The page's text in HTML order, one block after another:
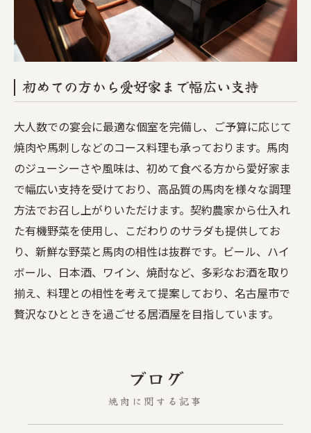
初めての方から愛好家まで幅広い支持
大人数での宴会に最適な個室を完備し、ご予算に応じて
焼肉や馬刺しなどのコース料理も承っております。馬肉
のジューシーさや風味は、初めて食べる方から愛好家ま
で幅広い支持を受けており、高品質の馬肉を様々な調理
方法でお召し上がりいただけます。契約農家から仕入れ
た有機野菜を使用し、こだわりのサラダも提供してお
り、新鮮な野菜と馬肉の相性は抜群です。ビール、ハイ
ボール、日本酒、ワイン、焼酎など、多彩なお酒を取り
揃え、料理との相性を考えて提案しており、名古屋市で
贅沢なひとときを過ごせる居酒屋を目指しています。
ブログ
焼肉に関する記事